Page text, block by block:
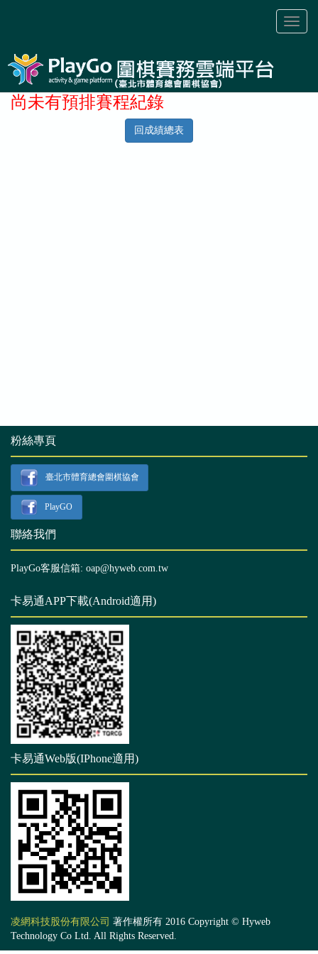
Toggle
尚未有預排賽程紀錄
回成績總表
粉絲專頁
臺北市體育總會圍棋協會
PlayGO
聯絡我們
PlayGo客服信箱: oap@hyweb.com.tw
卡易通APP下載(Android適用)
卡易通Web版(IPhone適用)
凌網科技股份有限公司 著作權所有 2016 Copyright © Hyweb
Technology Co Ltd. All Rights Reserved.